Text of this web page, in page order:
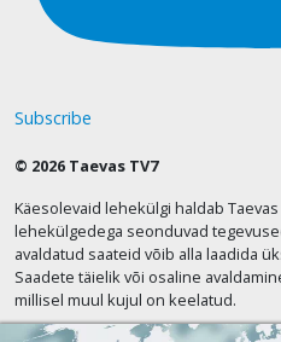
Subscribe
© 2026 Taevas TV7
Käesolevaid lehekülgi haldab
lehekülgedega seonduvad
avaldatud saateid võib alla laadida
Saadete täielik või osaline
millisel muul kujul on keelatud.